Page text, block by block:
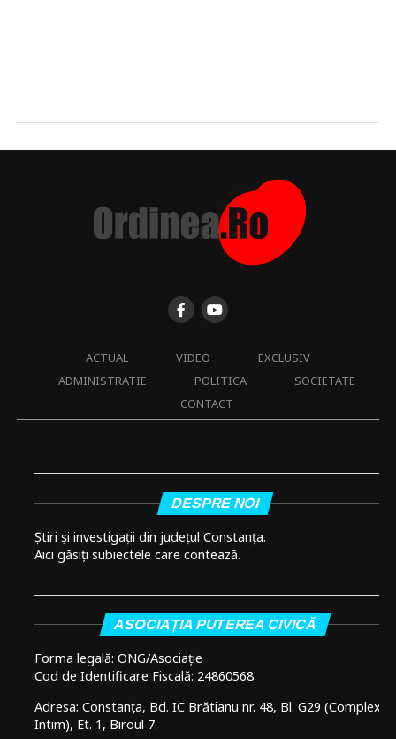
ACTUAL VIDEO
EXCLUSIV
ADMINISTRATIE
POLITICA
SOCIETATE
CONTACT
DESPRE NOI
Știri și investigații din județul Constanța.
Aici găsiți subiectele care contează.
ASOCIAȚIA PUTEREA CIVICĂ
Forma legală: ONG/Asociație
Cod de Identificare Fiscală: 24860568
Adresa: Constanța, Bd. IC Brătianu nr. 48, Bl. G29 (Complex
Intim), Et. 1, Biroul 7.